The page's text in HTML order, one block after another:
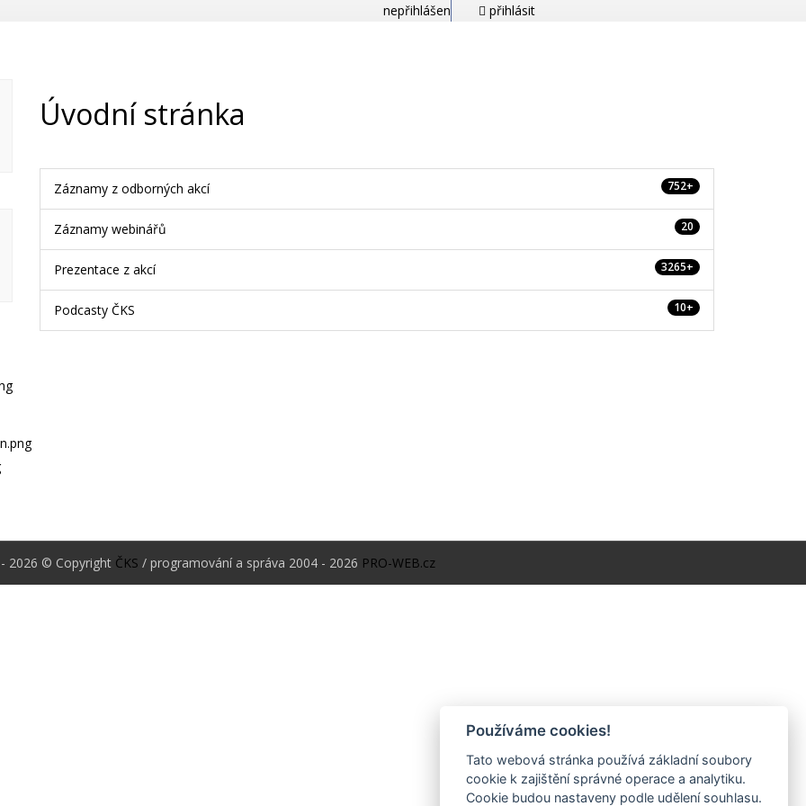
nepřihlášen přihlásit
Úvodní stránka
752+
Záznamy z odborných akcí
20
Záznamy webinářů
3265+
Prezentace z akcí
10+
Podcasty ČKS
2026 © Copyright ČKS / programování a správa 2004 - 2026 PRO-WEB.cz
Používáme cookies!
Tato webová stránka používá základní soubory
cookie k zajištění správné operace a analytiku.
Cookie budou nastaveny podle udělení souhlasu.